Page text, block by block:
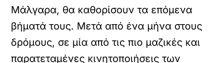
Μάλγαρα, θα καθορίσουν τα επόμενα
βήματά τους. Μετά από ένα μήνα στους
δρόμους, σε μία από τις πιο μαζικές και
παρατεταμένες κινητοποιήσεις των